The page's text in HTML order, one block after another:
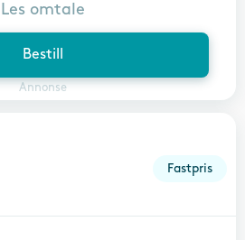
Bestill
Annonse
Les omtale
Fastpris